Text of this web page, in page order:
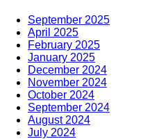
September 2025
April 2025
February 2025
January 2025
December 2024
November 2024
October 2024
September 2024
August 2024
July 2024